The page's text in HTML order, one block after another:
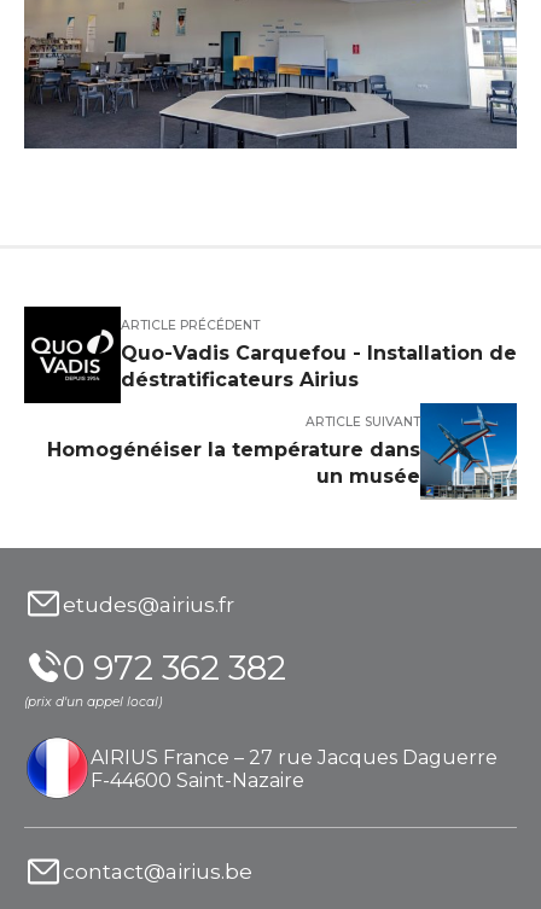
ARTICLE PRÉCÉDENT
Quo-Vadis Carquefou - Installation de
déstratificateurs Airius
ARTICLE SUIVANT
Homogénéiser la température dans
un musée
etudes@airius.fr
0 972 362 382
(prix d'un appel local)
AIRIUS France – 27 rue Jacques Daguerre
F-44600 Saint-Nazaire
contact@airius.be